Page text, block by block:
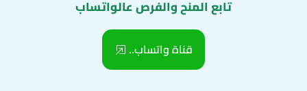
تابع المنح والفرص عالواتساب
قناة واتساب..